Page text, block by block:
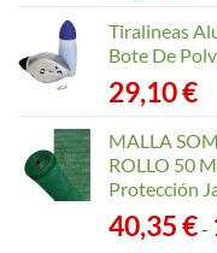
Tiralineas
Bote De
29,10€
MALLA
ROLLO 50
Protección
40,35€-